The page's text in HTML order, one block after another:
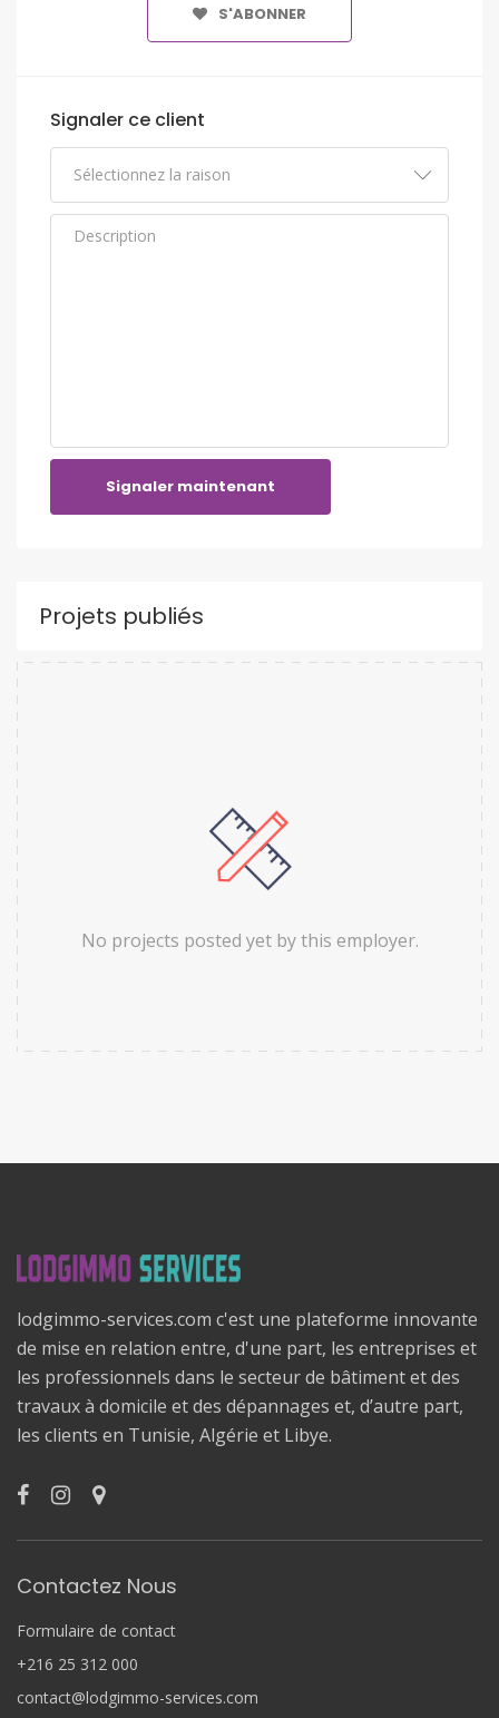
S'ABONNER
Signaler ce client
Signaler maintenant
Projets publiés
No projects posted yet by this employer.
lodgimmo-services.com c'est une plateforme innovante
de mise en relation entre, d'une part, les entreprises et
les professionnels dans le secteur de bâtiment et des
travaux à domicile et des dépannages et, d’autre part,
les clients en Tunisie, Algérie et Libye.
Contactez Nous
Formulaire de contact
+216 25 312 000
contact@lodgimmo-services.com